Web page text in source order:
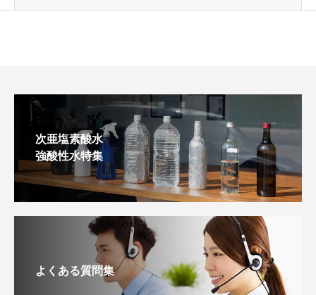
次亜塩素酸水
強酸性水特集
よくある質問集